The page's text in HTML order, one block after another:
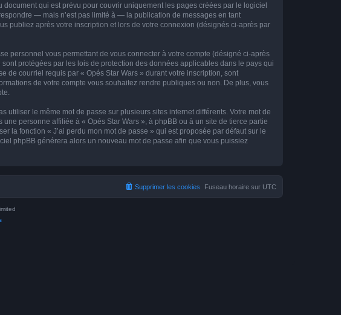
qui est prévu pour couvrir uniquement les pages créées par le logiciel
— mais n’est pas limité à — la publication de messages en tant
publiez après votre inscription et lors de votre connexion (désignés ci-après par
personnel vous permettant de vous connecter à votre compte (désigné ci-après
protégées par les lois de protection des données applicables dans le pays qui
de courriel requis par « Opés Star Wars » durant votre inscription, sont
de votre compte vous souhaitez rendre publiques ou non. De plus, vous
utiliser le même mot de passe sur plusieurs sites internet différents. Votre mot de
personne affiliée à « Opés Star Wars », à phpBB ou à un site de tierce partie
la fonction « J’ai perdu mon mot de passe » qui est proposée par défaut sur le
phpBB générera alors un nouveau mot de passe afin que vous puissiez
Fuseau horaire sur UTC
Supprimer les cookies